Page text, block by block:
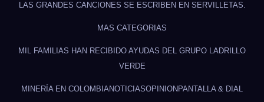
LAS GRANDES CANCIONES SE ESCRIBEN EN SERVILLETAS.
MAS CATEGORIAS
MIL FAMILIAS HAN RECIBIDO AYUDAS DEL GRUPO LADRILLO
VERDE
MINERÍA EN COLOMBIANOTICIASOPINIONPANTALLA & DIAL